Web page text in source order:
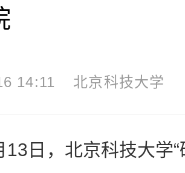
14:11 北京科技大学
，北京科技大学“